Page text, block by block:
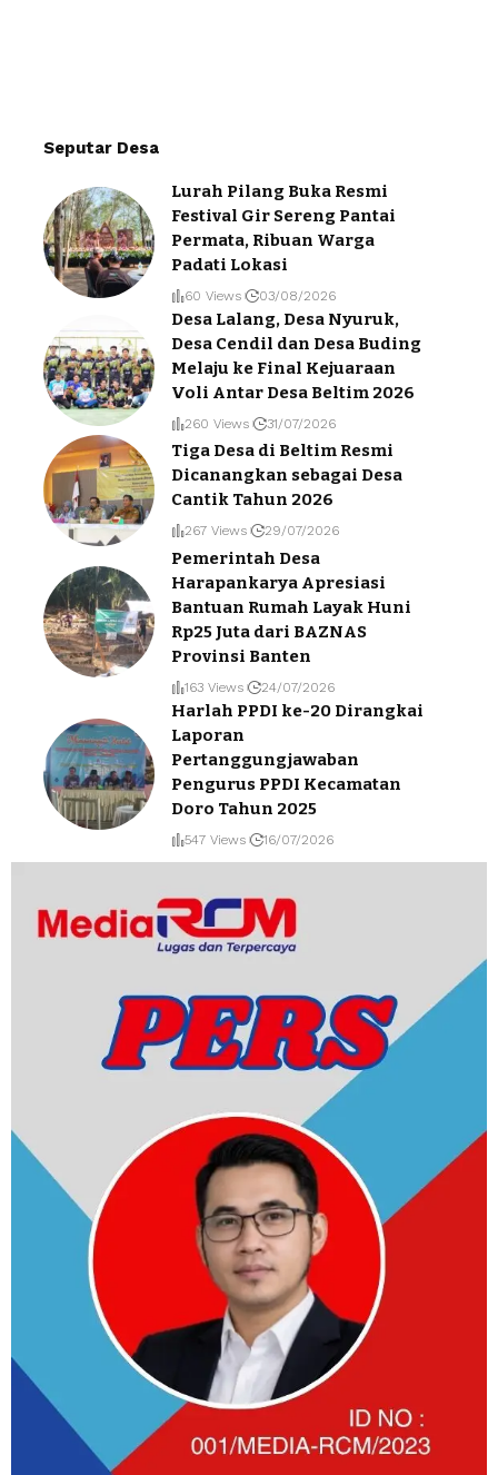
Seputar Desa
Lurah Pilang Buka Resmi
Festival Gir Sereng Pantai
Permata, Ribuan Warga
Padati Lokasi
60 Views 03/08/2026
Desa Lalang, Desa Nyuruk,
Desa Cendil dan Desa Buding
Melaju ke Final Kejuaraan
Voli Antar Desa Beltim 2026
260 Views 31/07/2026
Tiga Desa di Beltim Resmi
Dicanangkan sebagai Desa
Cantik Tahun 2026
267 Views 29/07/2026
Pemerintah Desa
Harapankarya Apresiasi
Bantuan Rumah Layak Huni
Rp25 Juta dari BAZNAS
Provinsi Banten
163 Views 24/07/2026
Harlah PPDI ke-20 Dirangkai
Laporan
Pertanggungjawaban
Pengurus PPDI Kecamatan
Doro Tahun 2025
547 Views 16/07/2026